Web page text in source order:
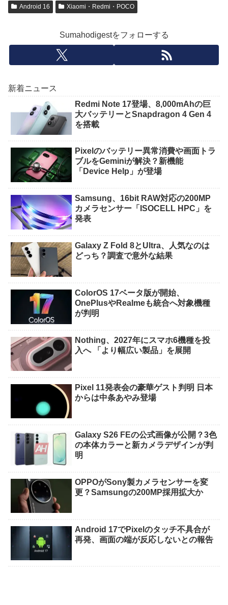
Android 16 Xiaomi・Redmi・POCO
Sumahodigestをフォローする
新着ニュース
Redmi Note 17登場、8,000mAhの巨
大バッテリーとSnapdragon 4 Gen 4
を搭載
Pixelのバッテリー異常消費や画面トラ
ブルをGeminiが解決？新機能
「Device Help」が登場
Samsung、16bit RAW対応の200MP
カメラセンサー「ISOCELL HPC」を
発表
Galaxy Z Fold 8とUltra、人気なのは
どっち？調査で意外な結果
ColorOS 17ベータ版が開始、
OnePlusやRealmeも統合へ対象機種
が判明
Nothing、2027年にスマホ6機種を投
入へ 「より幅広い製品」を展開
Pixel 11発表会の豪華ゲスト判明 日本
からは中条あやみ登場
Galaxy S26 FEの公式画像が公開？3色
の本体カラーと新カメラデザインが判
明
OPPOがSony製カメラセンサーを変
更？Samsungの200MP採用拡大か
Android 17でPixelのタッチ不具合が
再発、画面の端が反応しないとの報告